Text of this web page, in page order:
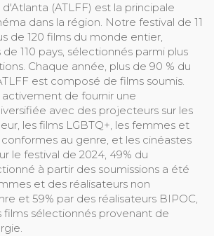
(ATLFF) est la principale
dans la région. Notre festival de 11
de 120 films du monde entier,
110 pays, sélectionnés parmi plus
Chaque année, plus de 90 % du
est composé de films soumis.
activement de fournir une
avec des projecteurs sur les
les films LGBTQ+, les femmes et
au genre, et les cinéastes
le festival de 2024, 49% du
à partir des soumissions a été
et des réalisateurs non
et 59% par des réalisateurs BIPOC,
films sélectionnés provenant de